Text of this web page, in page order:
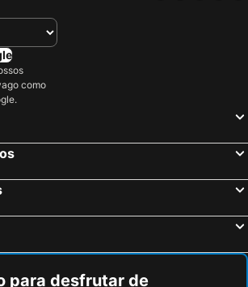
como
para desfrutar de